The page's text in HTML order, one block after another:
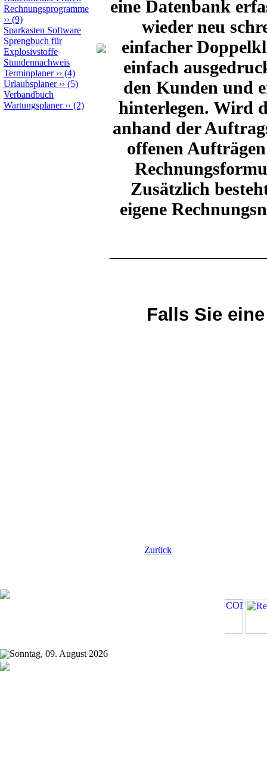
Rechnungsprogramme
›› (9)
Sparkasten Software
Sprengbuch für
Explosivstoffe
Stundennachweis
Terminplaner›› (4)
Urlaubsplaner›› (5)
Verbandbuch
Wartungsplaner›› (2)
eine Datenbank
wieder neu
einfacher
einfach
den Kunden und
hinterlegen. Wird
anhand der
offenen
Zusätzlich
eigene
Falls Sie
Zurück
Sonntag, 09. August 2026